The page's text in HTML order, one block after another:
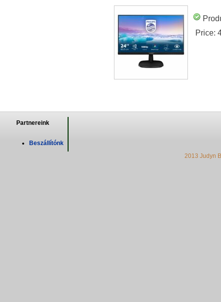
Price:
Partnereink
Beszállítónk
2013 Judyn